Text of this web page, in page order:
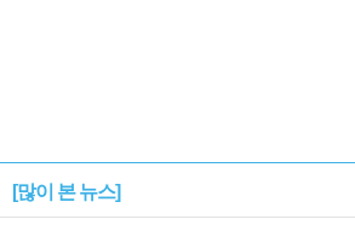
[많이 본 뉴스]